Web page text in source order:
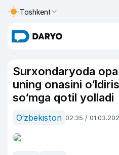
Toshkent
Surxondaryoda
uning onasini
so‘mga qotil yolladi
O‘zbekiston 02:35 /